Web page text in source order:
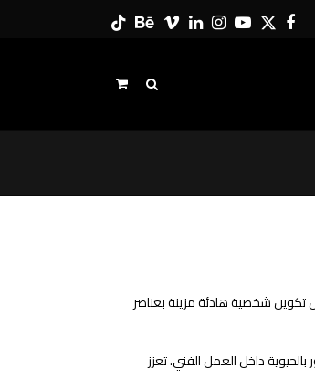
Facebook
Twitter
YouTube
Instagram
LinkedIn
Vimeo
Behance
Tiktok
كل تكوين شخصية هادئة مزينة بعناصر
داخل العمل الفني. تعزز